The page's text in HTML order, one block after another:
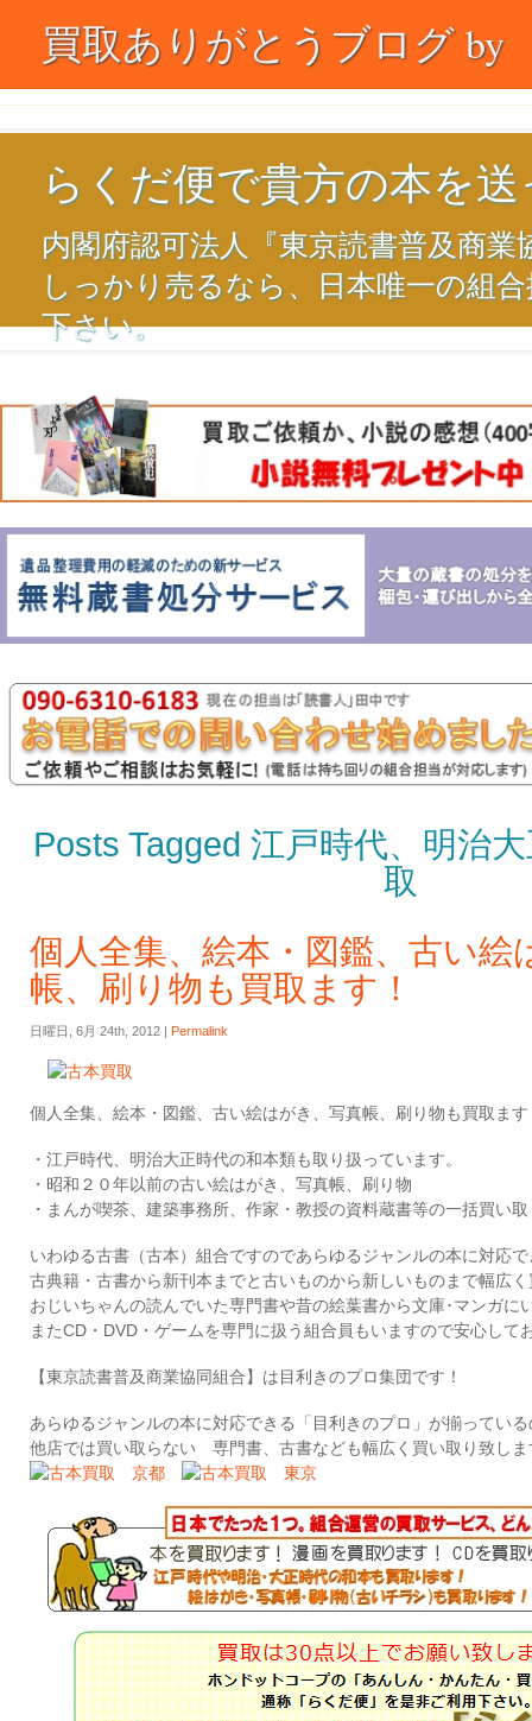
買取ありがとうブログ by
らくだ便で貴方の本を
内閣府認可法人『東京読書普及商
しっかり売るなら、日本唯一の組
下さい。
Posts Tagged 江戸時代、明治
取
個人全集、絵本・図鑑、古い絵
帳、刷り物も買取ます！
日曜日, 6月 24th, 2012 | Permalink
個人全集、絵本・図鑑、古い絵はがき、写真帳、刷り物も買取ます
・江戸時代、明治大正時代の和本類も取り扱っています。
・昭和２０年以前の古い絵はがき、写真帳、刷り物
・まんが喫茶、建築事務所、作家・教授の資料蔵書等の一括買い
いわゆる古書（古本）組合ですのであらゆるジャンルの本に対応
古典籍・古書から新刊本までと古いものから新しいものまで幅広
おじいちゃんの読んでいた専門書や昔の絵葉書から文庫･マンガに
またCD・DVD・ゲームを専門に扱う組合員もいますので安心して
【東京読書普及商業協同組合】は目利きのプロ集団です！
あらゆるジャンルの本に対応できる「目利きのプロ」が揃ってい
他店では買い取らない 専門書、古書なども幅広く買い取り致しま